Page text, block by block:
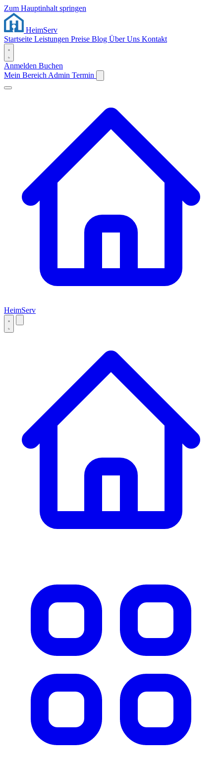
Zum Hauptinhalt springen
HeimServ
Startseite Leistungen Preise Blog Über Uns Kontakt
Anmelden Buchen
Mein Bereich Admin Termin
HeimServ